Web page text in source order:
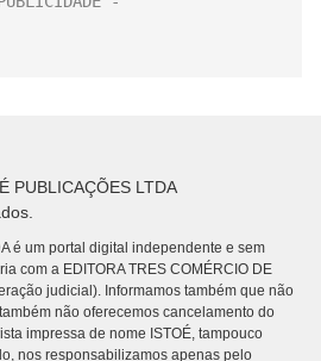
PUBLICAÇÕES LTDA
é um portal digital independente e sem
com a EDITORA TRES COMÉRCIO DE
judicial). Informamos também que não
não oferecemos cancelamento do
impressa de nome ISTOÉ, tampouco
nos responsabilizamos apenas pelo